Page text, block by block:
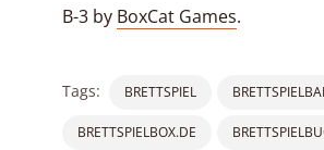
B-3 by BoxCat Games.
Tags: BRETTSPIEL
BRETTSPIELBOX.DE